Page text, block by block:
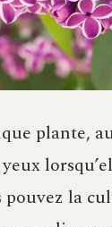
plante,
la